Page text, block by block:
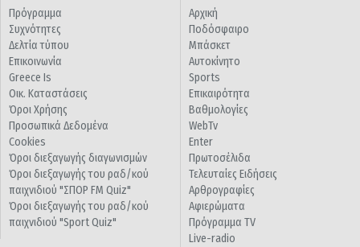
Πρόγραμμα
Συχνότητες
Δελτία τύπου
Επικοινωνία
Greece Is
Οικ. Καταστάσεις
Όροι Χρήσης
Προσωπικά Δεδομένα
Cookies
Όροι διεξαγωγής διαγωνισμών
Όροι διεξαγωγής του ραδ/κού
παιχνιδιού "ΣΠΟΡ FM Quiz"
Όροι διεξαγωγής του ραδ/κού
παιχνιδιού "Sport Quiz"
Αρχική
Ποδόσφαιρο
Μπάσκετ
Αυτοκίνητο
Sports
Επικαιρότητα
Βαθμολογίες
WebTv
Enter
Πρωτοσέλιδα
Τελευταίες Ειδήσεις
Αρθρογραφίες
Αφιερώματα
Πρόγραμμα TV
Live-radio